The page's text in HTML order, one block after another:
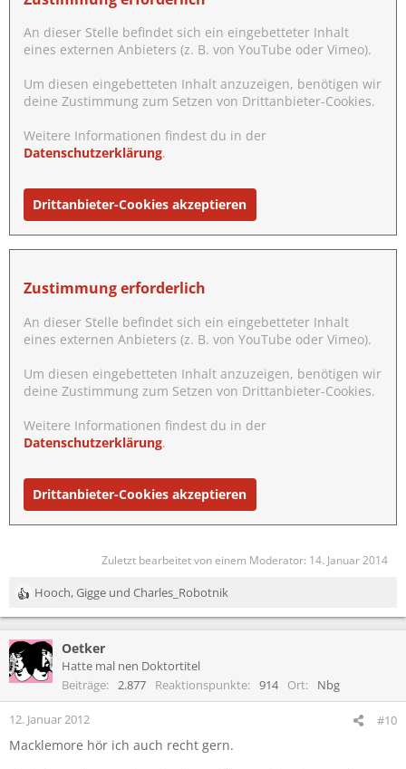
An dieser Stelle befindet sich ein eingebetteter Inhalt
eines externen Anbieters (z. B. von YouTube oder Vimeo).
Um diesen eingebetteten Inhalt anzuzeigen, benötigen wir
deine Zustimmung zum Setzen von Drittanbieter-Cookies.
Weitere Informationen findest du in der
Datenschutzerklärung.
Drittanbieter-Cookies akzeptieren
Zustimmung erforderlich
An dieser Stelle befindet sich ein eingebetteter Inhalt
eines externen Anbieters (z. B. von YouTube oder Vimeo).
Um diesen eingebetteten Inhalt anzuzeigen, benötigen wir
deine Zustimmung zum Setzen von Drittanbieter-Cookies.
Weitere Informationen findest du in der
Datenschutzerklärung.
Drittanbieter-Cookies akzeptieren
Zuletzt bearbeitet von einem Moderator: 14. Januar 2014
R
e
k
t
i
n
e
n
Hooch,Gigge und Charles_Robotnik
Oetker
Hatte mal nen Doktortitel
Beiträge
2.877 Reaktionspunkte 914 Ort Nbg
12. Januar 2012 #10
Macklemore hör ich auch recht gern.